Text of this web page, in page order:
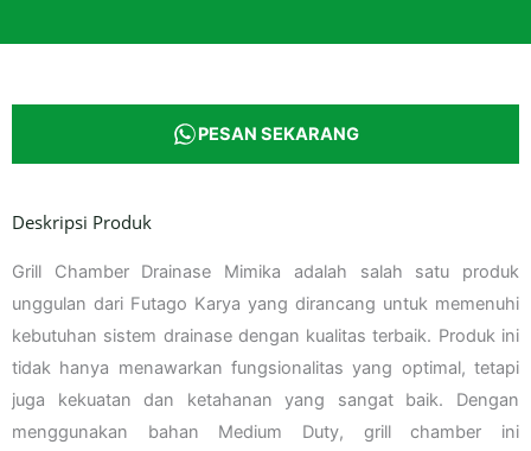
PESAN SEKARANG
Deskripsi Produk
Grill Chamber Drainase Mimika adalah salah satu produk
unggulan dari Futago Karya yang dirancang untuk memenuhi
kebutuhan sistem drainase dengan kualitas terbaik. Produk ini
tidak hanya menawarkan fungsionalitas yang optimal, tetapi
juga kekuatan dan ketahanan yang sangat baik. Dengan
menggunakan bahan Medium Duty, grill chamber ini